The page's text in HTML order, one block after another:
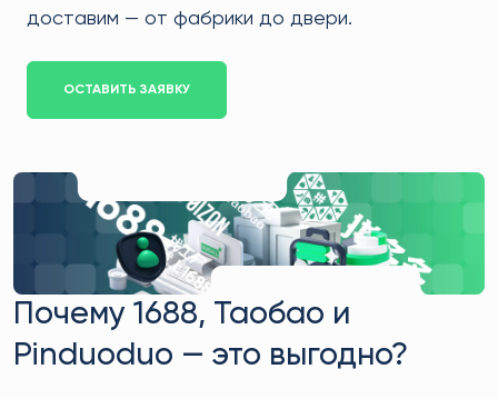
доставим — от фабрики до двери.
ОСТАВИТЬ ЗАЯВКУ
Почему 1688, Таобао и
Pinduoduo — это выгодно?